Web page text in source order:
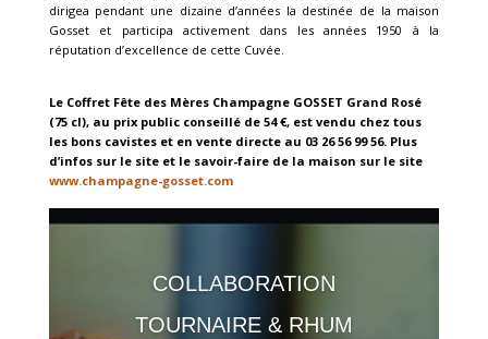
dirigea pendant une dizaine d’années la destinée de la maison
Gosset et participa activement dans les années 1950 à la
réputation d’excellence de cette Cuvée.
Le Coffret Fête des Mères Champagne GOSSET Grand Rosé
(75 cl), au prix public conseillé de 54 €, est vendu chez tous
les bons cavistes et en vente directe au 03 26 56 99 56. Plus
d’infos sur le site et le savoir-faire de la maison sur le site
www.champagne-gosset.com
COLLABORATION
TOURNAIRE & RHUM